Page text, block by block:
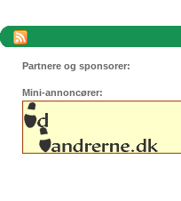
Partnere og sponsorer:
Mini-annoncører: